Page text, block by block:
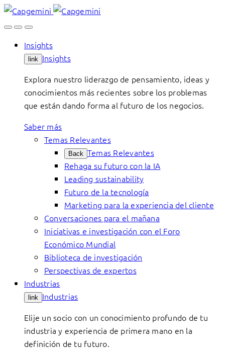
Skip
to
Insights
link Insights
Explora nuestro liderazgo de pensamiento, ideas y
conocimientos más recientes sobre los problemas
que están dando forma al futuro de los negocios.
Saber más
Temas Relevantes
Back Temas Relevantes
Rehaga su futuro con la IA
Leading sustainability
Futuro de la tecnología
Marketing para la experiencia del cliente
Conversaciones para el mañana
Iniciativas e investigación con el Foro
Económico Mundial
Biblioteca de investigación
Perspectivas de expertos
Industrias
link Industrias
Elije un socio con un conocimiento profundo de tu
industria y experiencia de primera mano en la
definición de tu futuro.